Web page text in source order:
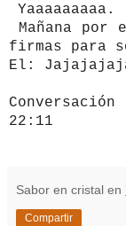
Yaaaaaaaaa.
Mañana por
firmas para
El:
22:11
Sabor en cristal en
Compartir